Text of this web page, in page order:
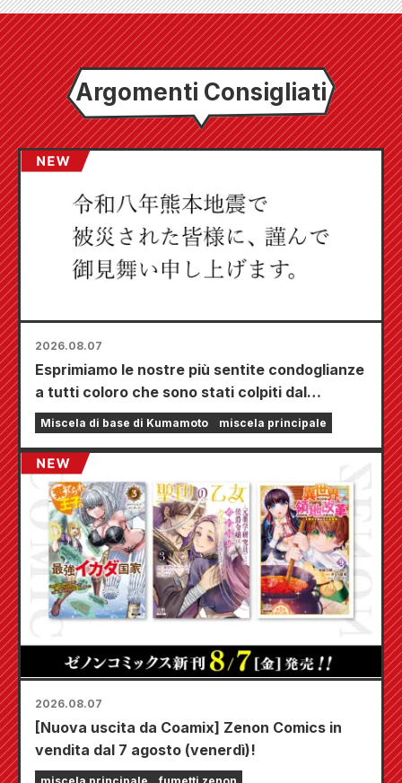
Argomenti Consigliati
2026.08.07
Esprimiamo le nostre più sentite condoglianze
a tutti coloro che sono stati colpiti dal
terremoto di Kumamoto del 2026.
Miscela di base di Kumamoto miscela principale
2026.08.07
[Nuova uscita da Coamix] Zenon Comics in
vendita dal 7 agosto (venerdì)!
miscela principale fumetti zenon